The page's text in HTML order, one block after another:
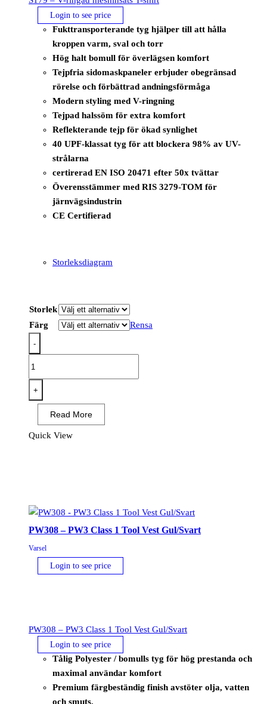
Login to see price
Fukttransporterande tyg hjälper till att hålla
kroppen varm, sval och torr
Hög halt bomull för överlägsen komfort
Tejpfria sidomaskpaneler erbjuder obegränsad
rörelse och förbättrad andningsförmåga
Modern styling med V-ringning
Tejpad halssöm för extra komfort
Reflekterande tejp för ökad synlighet
40 UPF-klassat tyg för att blockera 98% av UV-
strålarna
certirerad EN ISO 20471 efter 50x tvättar
Överensstämmer med RIS 3279-TOM för
järnvägsindustrin
CE Certifierad
Storleksdiagram
Storlek
Färg
Rensa
-
V-
ringad
meshinsats
T-
+
Read More
Quick View
PW308 – PW3 Class 1 Tool Vest Gul/Svart
Varsel
Login to see price
PW308 – PW3 Class 1 Tool Vest Gul/Svart
Login to see price
Tålig Polyester / bomulls tyg för hög prestanda och
maximal användar komfort
Premium färgbeständig finish avstöter olja, vatten
och smuts.